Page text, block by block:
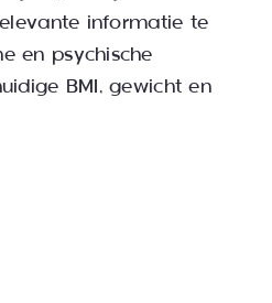
informatie te
en psychische
BMI, gewicht en